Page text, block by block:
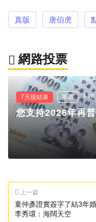
真版 唐伯虎
網路投票
7天後結束 單選
您支持2026年再
上一篇
童仲彥證實簽字了結3年
李秀環：海闊天空